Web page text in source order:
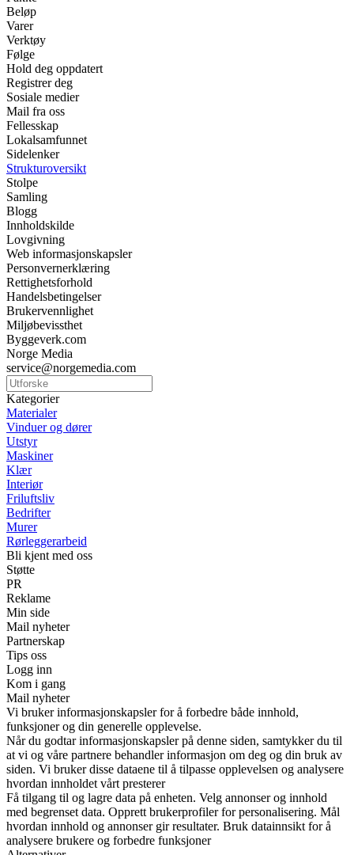
Beløp
Varer
Verktøy
Følge
Hold deg oppdatert
Registrer deg
Sosiale medier
Mail fra oss
Fellesskap
Lokalsamfunnet
Sidelenker
Strukturoversikt
Stolpe
Samling
Blogg
Innholdskilde
Lovgivning
Web informasjonskapsler
Personvernerklæring
Rettighetsforhold
Handelsbetingelser
Brukervennlighet
Miljøbevissthet
Byggeverk.com
Norge Media
service@norgemedia.com
Kategorier
Materialer
Vinduer og dører
Utstyr
Maskiner
Klær
Interiør
Friluftsliv
Bedrifter
Murer
Rørleggerarbeid
Bli kjent med oss
Støtte
PR
Reklame
Min side
Mail nyheter
Partnerskap
Tips oss
Logg inn
Kom i gang
Mail nyheter
Vi bruker informasjonskapsler for å forbedre både innhold,
funksjoner og din generelle opplevelse.
Når du godtar informasjonskapsler på denne siden, samtykker du til
at vi og våre partnere behandler informasjon om deg og din bruk av
siden. Vi bruker disse dataene til å tilpasse opplevelsen og analysere
hvordan innholdet vårt presterer
Få tilgang til og lagre data på enheten. Velg annonser og innhold
med begrenset data. Opprett brukerprofiler for personalisering. Mål
hvordan innhold og annonser gir resultater. Bruk datainnsikt for å
analysere brukere og forbedre funksjoner